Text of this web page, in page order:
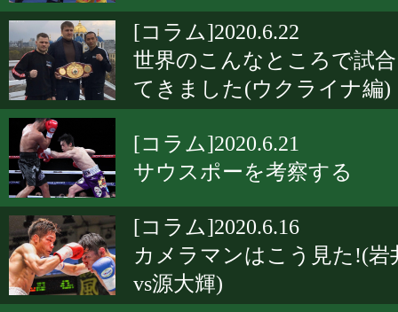
[コラム]2020.6.22
世界のこんなところで試
てきました(ウクライナ編)
[コラム]2020.6.21
サウスポーを考察する
[コラム]2020.6.16
カメラマンはこう見た!(岩
vs源大輝)